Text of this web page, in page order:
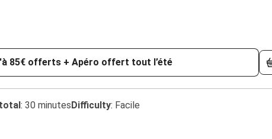
85€ offerts + Apéro offert tout l’été
: 30 minutesDifficulty: Facile